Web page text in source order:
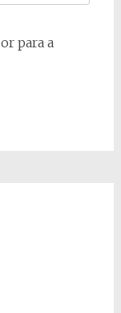
para a